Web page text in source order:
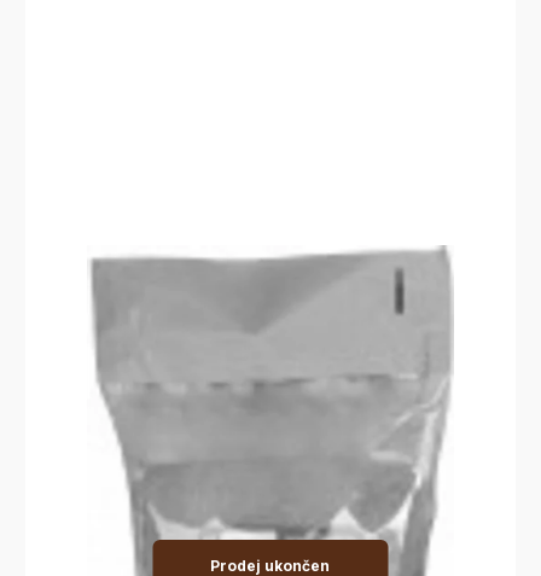
Prodej ukončen